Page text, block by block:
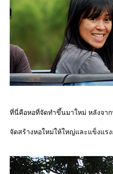
ที่นี่คือหอที่จัดทำขึ้นมาใหม่ หลังจาก
จัดสร้างหอใหม่ให้ใหญ่และแข็งแรง